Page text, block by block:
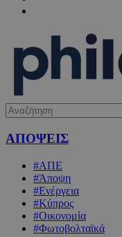
ΑΠΟΨΕΙΣ
#ΑΠΕ
#Άποψη
#Ενέργεια
#Κύπρος
#Οικονομία
#Φωτοβολταϊκά